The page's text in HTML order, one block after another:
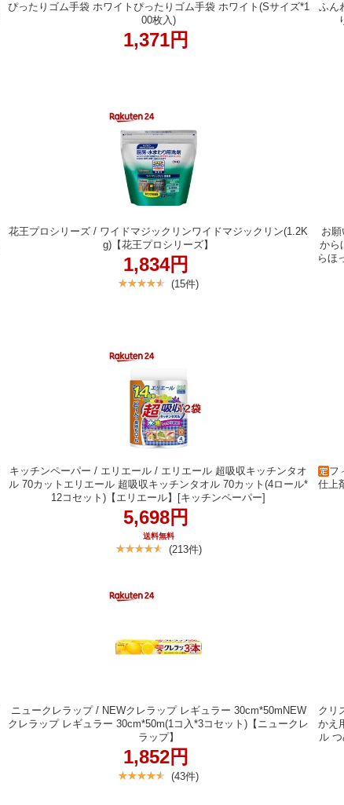
ぴったりゴム手袋 ホワイトぴったりゴム手袋 ホワイト(Sサイズ*1
00枚入)
1,371円
ふん
花王プロシリーズ / ワイドマジックリンワイドマジックリン(1.2K
g)【花王プロシリーズ】
1,834円
(15件)
お
から
らほ
キッチンペーパー / エリエール / エリエール 超吸収キッチンタオ
ル 70カットエリエール 超吸収キッチンタオル 70カット(4ロール*
12コセット)【エリエール】[キッチンペーパー]
5,698円
送料無料
(213件)
フ
仕上
ニュークレラップ / NEWクレラップ レギュラー 30cm*50mNEW
クレラップ レギュラー 30cm*50m(1コ入*3コセット)【ニュークレ
ラップ】
1,852円
(43件)
クリ
かえ
ル